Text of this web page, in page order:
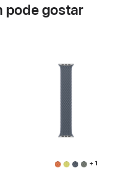
pode gostar
+ 1